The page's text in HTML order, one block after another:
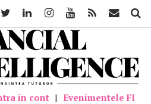
in cont | Evenimentele FI
Twitter LinkedinInstagramYoutube Feed Mail